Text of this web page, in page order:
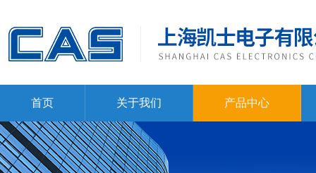
首页 关于我们 产品中心